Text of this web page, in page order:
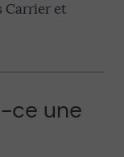
Carrier et
ce une